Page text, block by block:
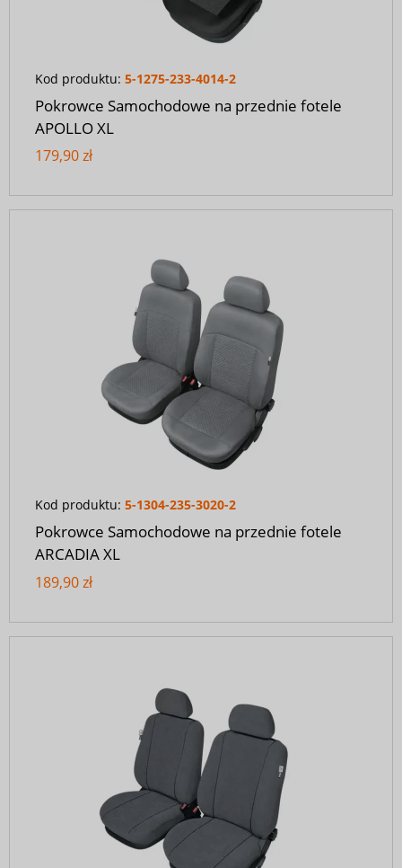
Kod produktu: 5-1275-233-4014-2
Pokrowce Samochodowe na przednie fotele
APOLLO XL
179,90 zł
Kod produktu: 5-1304-235-3020-2
Pokrowce Samochodowe na przednie fotele
ARCADIA XL
189,90 zł